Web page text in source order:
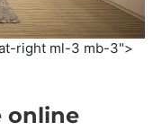
right ml-3 mb-3">
online